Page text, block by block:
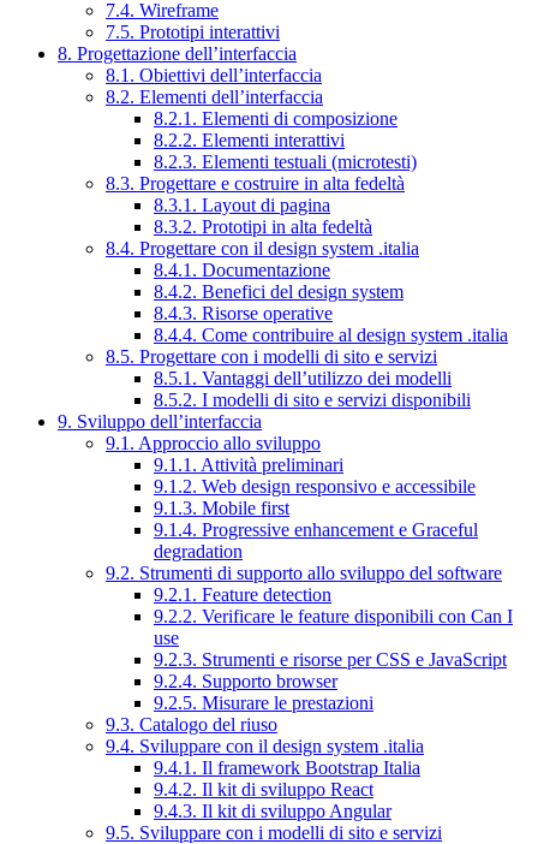
7.4. Wireframe
7.5. Prototipi interattivi
8. Progettazione dell’interfaccia
8.1. Obiettivi dell’interfaccia
8.2. Elementi dell’interfaccia
8.2.1. Elementi di composizione
8.2.2. Elementi interattivi
8.2.3. Elementi testuali (microtesti)
8.3. Progettare e costruire in alta fedeltà
8.3.1. Layout di pagina
8.3.2. Prototipi in alta fedeltà
8.4. Progettare con il design system .italia
8.4.1. Documentazione
8.4.2. Benefici del design system
8.4.3. Risorse operative
8.4.4. Come contribuire al design system .italia
8.5. Progettare con i modelli di sito e servizi
8.5.1. Vantaggi dell’utilizzo dei modelli
8.5.2. I modelli di sito e servizi disponibili
9. Sviluppo dell’interfaccia
9.1. Approccio allo sviluppo
9.1.1. Attività preliminari
9.1.2. Web design responsivo e accessibile
9.1.3. Mobile first
9.1.4. Progressive enhancement e Graceful
degradation
9.2. Strumenti di supporto allo sviluppo del software
9.2.1. Feature detection
9.2.2. Verificare le feature disponibili con Can I
use
9.2.3. Strumenti e risorse per CSS e JavaScript
9.2.4. Supporto browser
9.2.5. Misurare le prestazioni
9.3. Catalogo del riuso
9.4. Sviluppare con il design system .italia
9.4.1. Il framework Bootstrap Italia
9.4.2. Il kit di sviluppo React
9.4.3. Il kit di sviluppo Angular
9.5. Sviluppare con i modelli di sito e servizi